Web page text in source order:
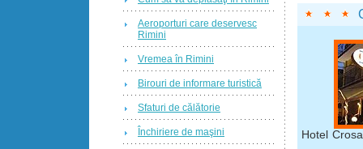
Hotel
Aeroporturi care deservesc
Rimini
Vremea în Rimini
Birouri de informare turistică
Sfaturi de călătorie
Închiriere de maşini